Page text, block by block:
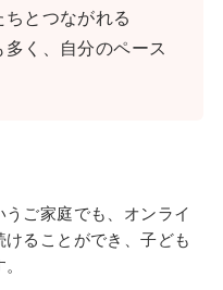
とつながれる
く、自分のペース
うご家庭でも、オンライ
ることができ、子ども